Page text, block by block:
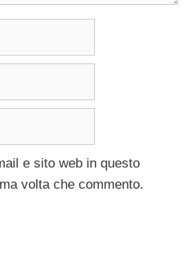
e sito web in questo
volta che commento.